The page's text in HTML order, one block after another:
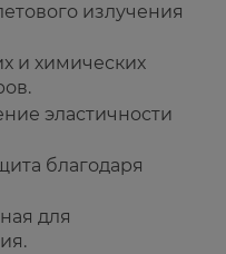
излучения
и химических
эластичности
благодаря
для